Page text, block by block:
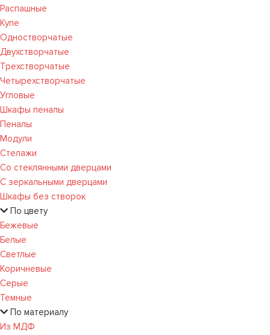
Распашные
Купе
Одностворчатые
Двухстворчатые
Трехстворчатые
Четырехстворчатые
Угловые
Шкафы пеналы
Пеналы
Модули
Стелажи
Со стеклянными дверцами
С зеркальными дверцами
Шкафы без створок
По цвету
Бежевые
Белые
Светлые
Коричневые
Серые
Темные
По материалу
Из МДФ